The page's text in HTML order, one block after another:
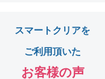
スマートクリアを
ご利用頂いた
お客様の声